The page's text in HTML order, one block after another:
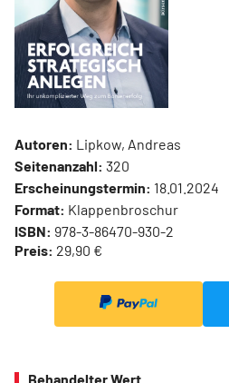
Autoren: Lipkow, Andreas
Seitenanzahl: 320
Erscheinungstermin: 18.01.2024
Format: Klappenbroschur
ISBN: 978-3-86470-930-2
Preis: 29,90 €
Behandelter Wert